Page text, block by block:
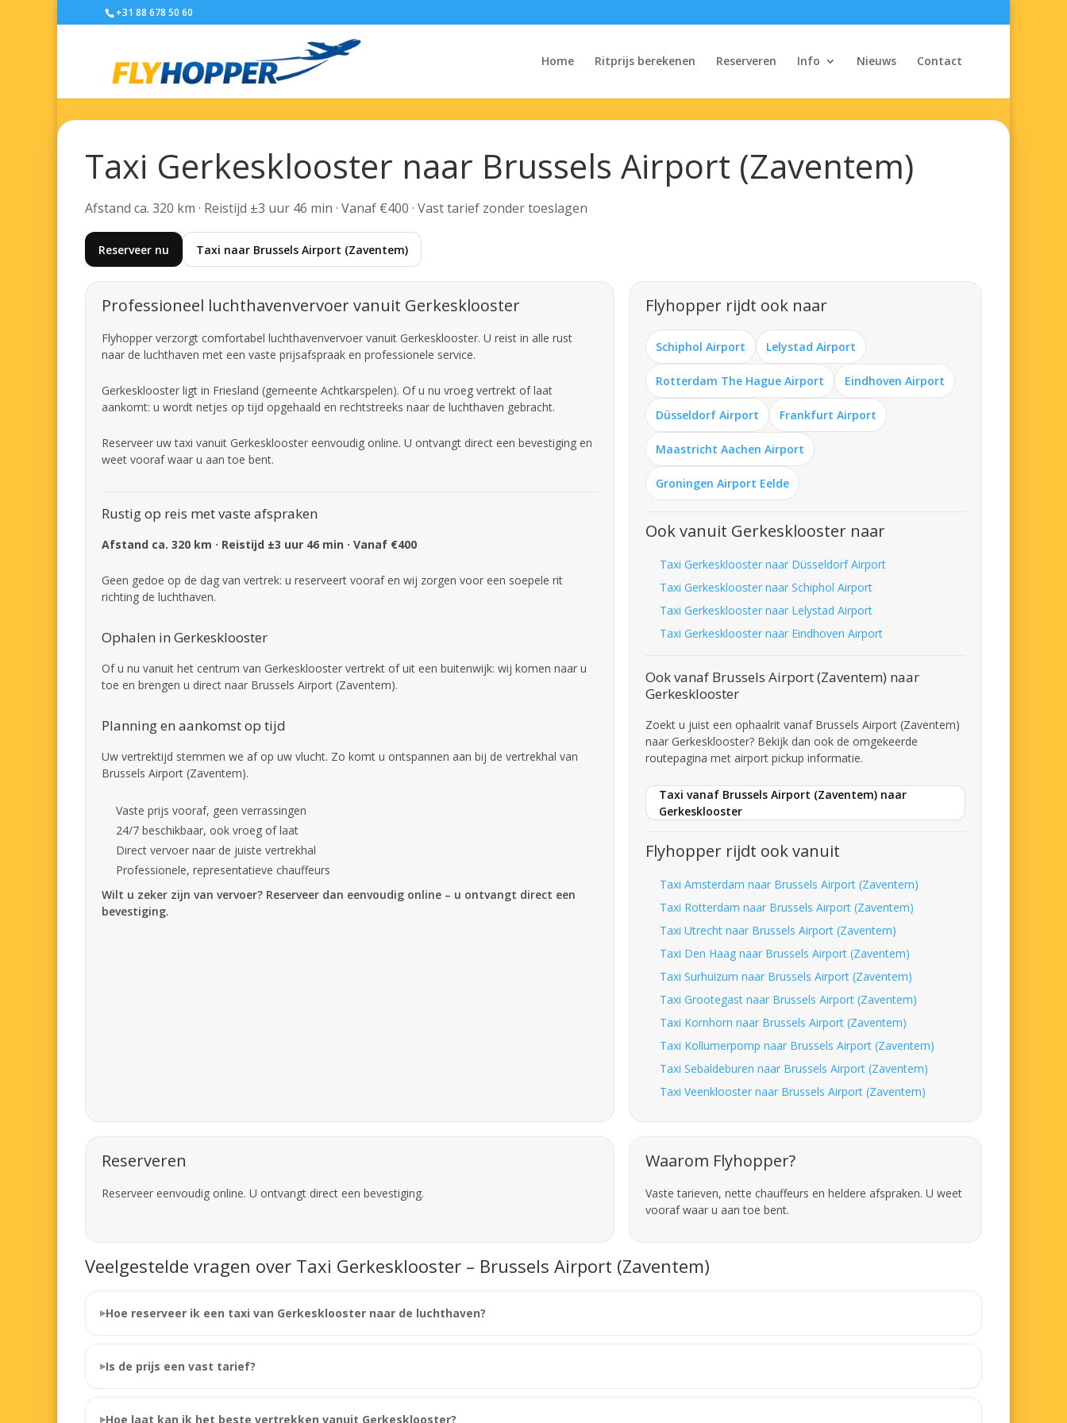
+31 88 678 50 60
Home Ritprijs berekenen Reserveren Info Nieuws Contact
Taxi Gerkesklooster naar Brussels Airport (Zaventem)
Afstand ca. 320 km · Reistijd ±3 uur 46 min · Vanaf €400 · Vast tarief zonder toeslagen
Reserveer nu Taxi naar Brussels Airport (Zaventem)
Professioneel luchthavenvervoer vanuit Gerkesklooster
Flyhopper verzorgt comfortabel luchthavenvervoer vanuit Gerkesklooster. U reist in alle rust
naar de luchthaven met een vaste prijsafspraak en professionele service.
Gerkesklooster ligt in Friesland (gemeente Achtkarspelen). Of u nu vroeg vertrekt of laat
aankomt: u wordt netjes op tijd opgehaald en rechtstreeks naar de luchthaven gebracht.
Reserveer uw taxi vanuit Gerkesklooster eenvoudig online. U ontvangt direct een bevestiging en
weet vooraf waar u aan toe bent.
Rustig op reis met vaste afspraken
Afstand ca. 320 km · Reistijd ±3 uur 46 min · Vanaf €400
Geen gedoe op de dag van vertrek: u reserveert vooraf en wij zorgen voor een soepele rit
richting de luchthaven.
Ophalen in Gerkesklooster
Of u nu vanuit het centrum van Gerkesklooster vertrekt of uit een buitenwijk: wij komen naar u
toe en brengen u direct naar Brussels Airport (Zaventem).
Planning en aankomst op tijd
Uw vertrektijd stemmen we af op uw vlucht. Zo komt u ontspannen aan bij de vertrekhal van
Brussels Airport (Zaventem).
Vaste prijs vooraf, geen verrassingen
24/7 beschikbaar, ook vroeg of laat
Direct vervoer naar de juiste vertrekhal
Professionele, representatieve chauffeurs
Wilt u zeker zijn van vervoer? Reserveer dan eenvoudig online – u ontvangt direct een
bevestiging.
Flyhopper rijdt ook naar
Schiphol Airport Lelystad Airport
Rotterdam The Hague Airport Eindhoven Airport
Düsseldorf Airport Frankfurt Airport
Maastricht Aachen Airport
Groningen Airport Eelde
Ook vanuit Gerkesklooster naar
Taxi Gerkesklooster naar Düsseldorf Airport
Taxi Gerkesklooster naar Schiphol Airport
Taxi Gerkesklooster naar Lelystad Airport
Taxi Gerkesklooster naar Eindhoven Airport
Ook vanaf Brussels Airport (Zaventem) naar
Gerkesklooster
Zoekt u juist een ophaalrit vanaf Brussels Airport (Zaventem)
naar Gerkesklooster? Bekijk dan ook de omgekeerde
routepagina met airport pickup informatie.
Taxi vanaf Brussels Airport (Zaventem) naar
Gerkesklooster
Flyhopper rijdt ook vanuit
Taxi Amsterdam naar Brussels Airport (Zaventem)
Taxi Rotterdam naar Brussels Airport (Zaventem)
Taxi Utrecht naar Brussels Airport (Zaventem)
Taxi Den Haag naar Brussels Airport (Zaventem)
Taxi Surhuizum naar Brussels Airport (Zaventem)
Taxi Grootegast naar Brussels Airport (Zaventem)
Taxi Kornhorn naar Brussels Airport (Zaventem)
Taxi Kollumerpomp naar Brussels Airport (Zaventem)
Taxi Sebaldeburen naar Brussels Airport (Zaventem)
Taxi Veenklooster naar Brussels Airport (Zaventem)
Reserveren
Reserveer eenvoudig online. U ontvangt direct een bevestiging.
Waarom Flyhopper?
Vaste tarieven, nette chauffeurs en heldere afspraken. U weet
vooraf waar u aan toe bent.
Veelgestelde vragen over Taxi Gerkesklooster – Brussels Airport (Zaventem)
Hoe reserveer ik een taxi van Gerkesklooster naar de luchthaven?
Is de prijs een vast tarief?
Hoe laat kan ik het beste vertrekken vanuit Gerkesklooster?